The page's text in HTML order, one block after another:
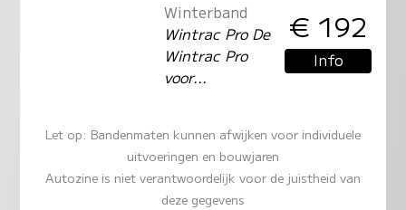
Winterband
Wintrac Pro De
Wintrac Pro
voor...
€ 192
Info
Let op: Bandenmaten kunnen afwijken voor individuele
uitvoeringen en bouwjaren
Autozine is niet verantwoordelijk voor de juistheid van
deze gegevens